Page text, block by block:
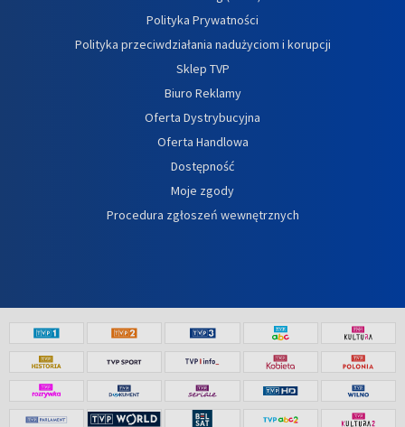
Polityka Prywatności
Polityka przeciwdziałania nadużyciom i korupcji
Sklep TVP
Biuro Reklamy
Oferta Dystrybucyjna
Oferta Handlowa
Dostępność
Moje zgody
Procedura zgłoszeń wewnętrznych